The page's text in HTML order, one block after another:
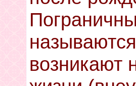
возникают